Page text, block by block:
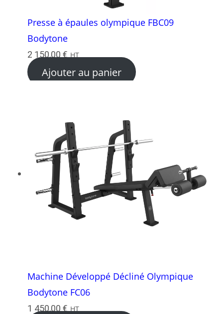
Presse à épaules olympique FBC09
Bodytone
2 150,00 € HT
Ajouter au panier
Machine Développé Décliné Olympique
Bodytone FC06
1 450,00 € HT